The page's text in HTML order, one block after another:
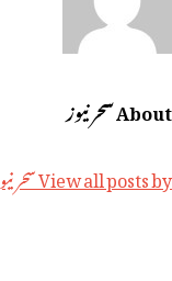
About سحر نیوز
View all posts by سحر نیوز →